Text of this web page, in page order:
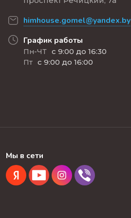
himhouse.gomel@yandex.by
График работы
Пн-ЧТ с 9:00 до 16:30
Пт с 9:00 до 16:00
Мы в сети